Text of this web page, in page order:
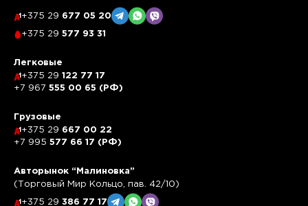
+375 29 677 05 20
+375 29 577 93 31
Легковые
+375 29 122 77 17
+7 967 555 00 65 (РФ)
Грузовые
+375 29 667 00 22
+7 995 577 66 17 (РФ)
Авторынок “Малиновка”
(Торговый Мир Кольцо, пав. 42/10)
+375 29 386 77 17